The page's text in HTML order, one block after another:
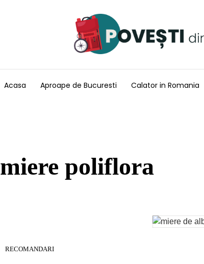
Acasa Aproape de Bucuresti Calator in Romania
miere poliflora
RECOMANDARI